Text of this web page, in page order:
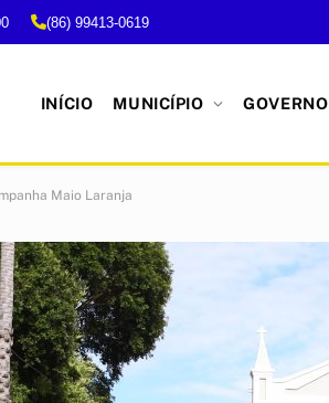
(86) 99413-0619
INÍCIO MUNICÍPIO GOVERNO
Maio Laranja